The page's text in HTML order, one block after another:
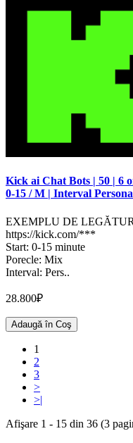
Kick ai Chat Bots | 50 | 6
0-15 / M | Interval
EXEMPLU DE
https://kick.com/***
Start: 0-15 minute
Porecle: Mix
Interval: Pers..
28.800₽
Adaugă în Coş
1
2
3
>
>|
Afişare 1 - 15 din 36 (3